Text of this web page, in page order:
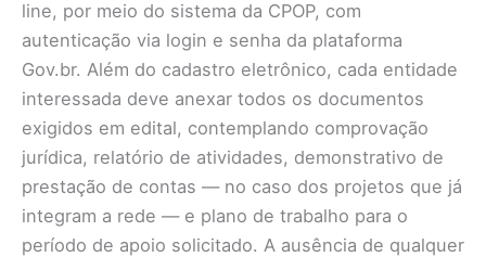
line, por meio do sistema da CPOP, com
autenticação via login e senha da plataforma
Gov.br. Além do cadastro eletrônico, cada entidade
interessada deve anexar todos os documentos
exigidos em edital, contemplando comprovação
jurídica, relatório de atividades, demonstrativo de
prestação de contas — no caso dos projetos que já
integram a rede — e plano de trabalho para o
período de apoio solicitado. A ausência de qualquer